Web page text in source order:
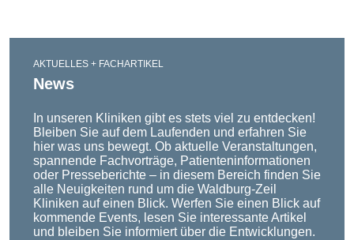
AKTUELLES + FACHARTIKEL
News
In unseren Kliniken gibt es stets viel zu entdecken!
Bleiben Sie auf dem Laufenden und erfahren Sie
hier was uns bewegt. Ob aktuelle Veranstaltungen,
spannende Fachvorträge, Patienteninformationen
oder Presseberichte – in diesem Bereich finden Sie
alle Neuigkeiten rund um die Waldburg-Zeil
Kliniken auf einen Blick. Werfen Sie einen Blick auf
kommende Events, lesen Sie interessante Artikel
und bleiben Sie informiert über die Entwicklungen.